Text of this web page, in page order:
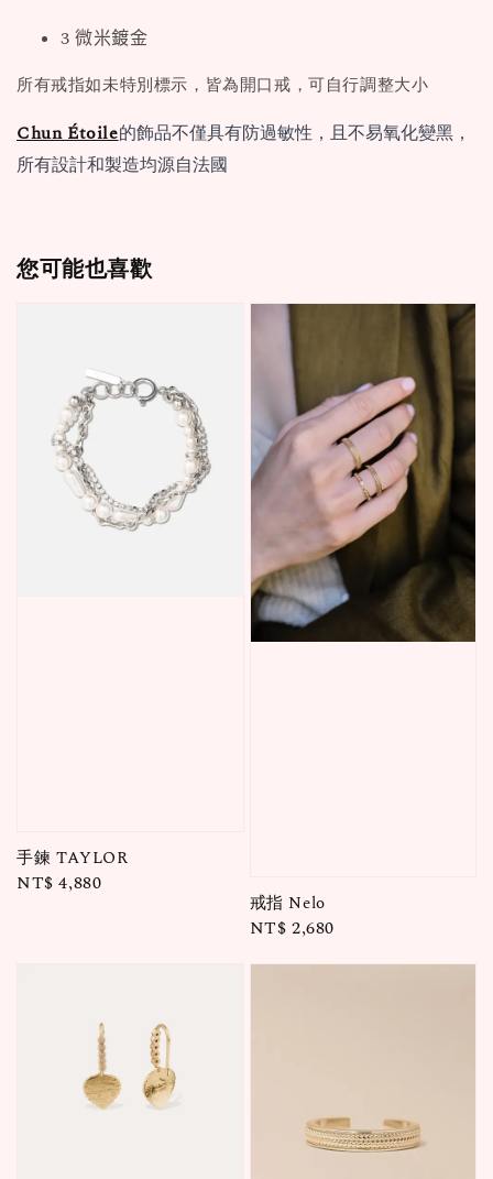
3 微米鍍金
所有戒指如未特別標示，皆為開口戒，可自行調整大小
Chun Étoile的飾品不僅具有防過敏性，且不易氧化變黑，
所有設計和製造均源自法國
您可能也喜歡
手鍊 TAYLOR
Regular
NT$ 4,880
戒指 Nelo
Regular
NT$ 2,680